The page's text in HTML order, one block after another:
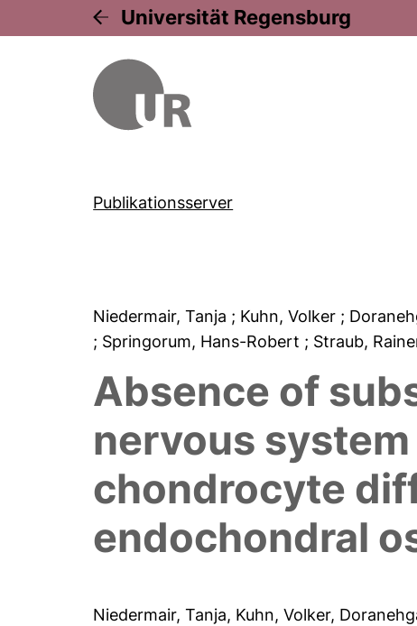
Universität Regensburg
Publikationsserver
Niedermair, Tanja ; Kuhn, Volker ;
; Springorum, Hans-Robert ; Straub,
Absence of
nervous
chondrocyte
endochondral
Niedermair, Tanja, Kuhn, Volker,